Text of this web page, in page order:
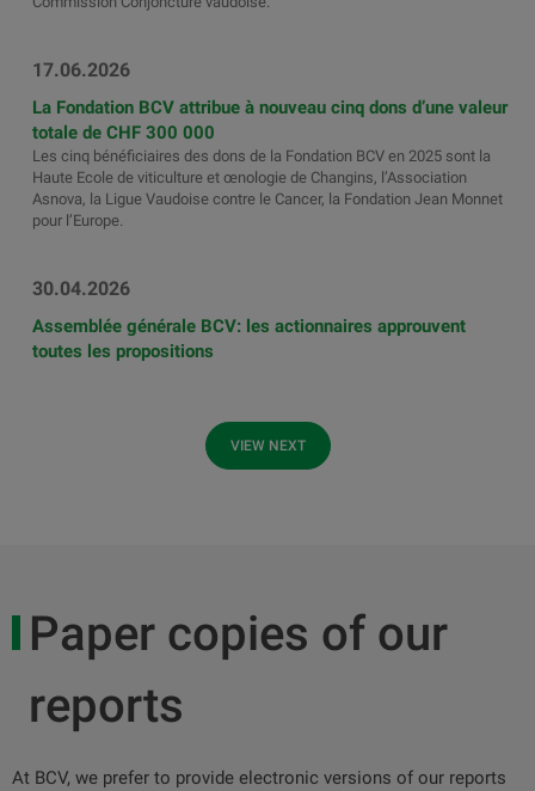
17.06.2026
La Fondation BCV attribue à nouveau cinq dons d’une valeur
totale de CHF 300 000
Les cinq bénéficiaires des dons de la Fondation BCV en 2025 sont la
Haute Ecole de viticulture et œnologie de Changins, l’Association
Asnova, la Ligue Vaudoise contre le Cancer, la Fondation Jean Monnet
pour l’Europe.
30.04.2026
Assemblée générale BCV: les actionnaires approuvent
toutes les propositions
VIEW NEXT
Paper copies of our
reports
At BCV, we prefer to provide electronic versions of our reports